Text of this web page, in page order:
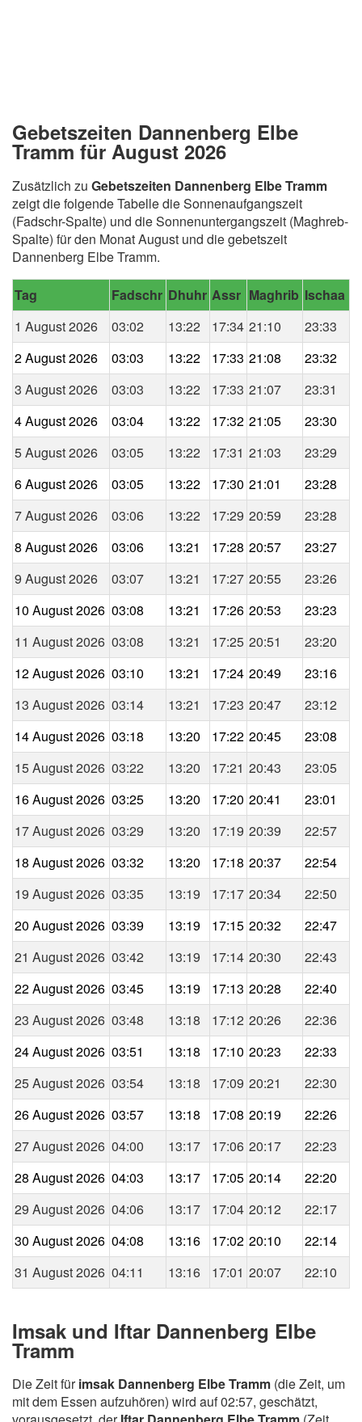
Gebetszeiten Dannenberg Elbe
Tramm für August 2026
Zusätzlich zu Gebetszeiten Dannenberg Elbe Tramm
zeigt die folgende Tabelle die Sonnenaufgangszeit
(Fadschr-Spalte) und die Sonnenuntergangszeit (Maghreb-
Spalte) für den Monat August und die gebetszeit
Dannenberg Elbe Tramm.
Tag Fadschr Dhuhr Assr Maghrib Ischaa
1 August 2026
03:02 13:22 17:34 21:10
23:33
2 August 2026
03:03 13:22 17:33 21:08
23:32
3 August 2026
03:03 13:22 17:33 21:07
23:31
4 August 2026
03:04 13:22 17:32 21:05
23:30
5 August 2026
03:05 13:22 17:31 21:03
23:29
6 August 2026
03:05 13:22 17:30 21:01
23:28
7 August 2026
03:06 13:22 17:29 20:59
23:28
8 August 2026
03:06 13:21 17:28 20:57
23:27
9 August 2026
03:07 13:21 17:27 20:55
23:26
10 August 2026 03:08 13:21 17:26 20:53
23:23
11 August 2026 03:08 13:21 17:25 20:51
23:20
12 August 2026 03:10 13:21 17:24 20:49
23:16
13 August 2026 03:14 13:21 17:23 20:47
23:12
14 August 2026 03:18 13:20 17:22 20:45
23:08
15 August 2026 03:22 13:20 17:21 20:43
23:05
16 August 2026 03:25 13:20 17:20 20:41
23:01
17 August 2026 03:29 13:20 17:19 20:39
22:57
18 August 2026 03:32 13:20 17:18 20:37
22:54
19 August 2026 03:35 13:19 17:17 20:34
22:50
20 August 2026 03:39 13:19 17:15 20:32
22:47
21 August 2026 03:42 13:19 17:14 20:30
22:43
22 August 2026 03:45 13:19 17:13 20:28
22:40
23 August 2026 03:48 13:18 17:12 20:26
22:36
24 August 2026 03:51 13:18 17:10 20:23
22:33
25 August 2026 03:54 13:18 17:09 20:21
22:30
26 August 2026 03:57 13:18 17:08 20:19
22:26
27 August 2026 04:00 13:17 17:06 20:17
22:23
28 August 2026 04:03 13:17 17:05 20:14
22:20
29 August 2026 04:06 13:17 17:04 20:12
22:17
30 August 2026 04:08 13:16 17:02 20:10
22:14
31 August 2026 04:11 13:16 17:01 20:07 22:10
Imsak und Iftar Dannenberg Elbe
Tramm
Die Zeit fürimsak Dannenberg Elbe Tramm (die Zeit, um
mit dem Essen aufzuhören) wird auf 02:57, geschätzt,